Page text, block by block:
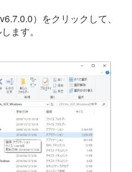
）をクリックして、
ます。